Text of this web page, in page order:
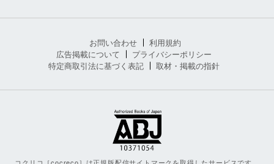
お問い合わせ
利用規約
広告掲載について
プライバシーポリシー
特定商取引法に基づく表記
取材・掲載の指針
コクリコ［cocreco］は正規版配信サイトマークを取得したサービスです。